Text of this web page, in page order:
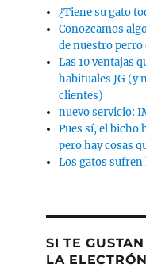
¿Tiene su gato
Conozcamos
de nuestro perro
Las 10 ventajas
habituales JG (y
clientes)
nuevo servicio:
Pues sí, el bicho
pero hay cosas
Los gatos
SI TE
LA